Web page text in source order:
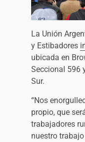
La Unión
y Estibadores
ubicada en
Seccional 596
Sur.
“Nos
propio, que
trabajadores
nuestro